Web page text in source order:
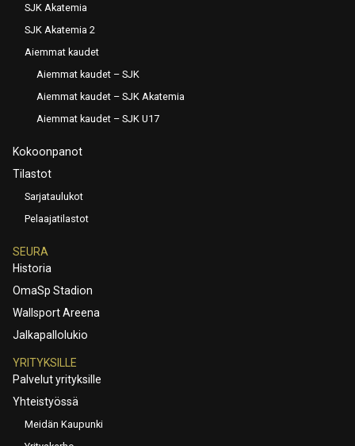
SJK Akatemia
SJK Akatemia 2
Aiemmat kaudet
Aiemmat kaudet – SJK
Aiemmat kaudet – SJK Akatemia
Aiemmat kaudet – SJK U17
Kokoonpanot
Tilastot
Sarjataulukot
Pelaajatilastot
SEURA
Historia
OmaSp Stadion
Wallsport Areena
Jalkapallolukio
YRITYKSILLE
Palvelut yrityksille
Yhteistyössä
Meidän Kaupunki